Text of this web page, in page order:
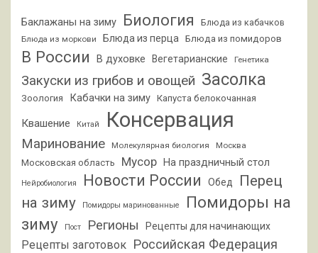
Баклажаны на зиму Биология Блюда из кабачков
Блюда из моркови Блюда из перца Блюда из помидоров
В России В духовке Вегетарианские Генетика
Закуски из грибов и овощей Засолка
Зоология Кабачки на зиму Капуста белокочанная
Квашение Китай Консервация
Маринование Молекулярная биология Москва
Московская область Мусор На праздничный стол
Нейробиология Новости России Обед
Перец
на зиму
Помидоры маринованные
Помидоры на
зиму
Пост Регионы Рецепты для начинающих
Рецепты заготовок Российская Федерация